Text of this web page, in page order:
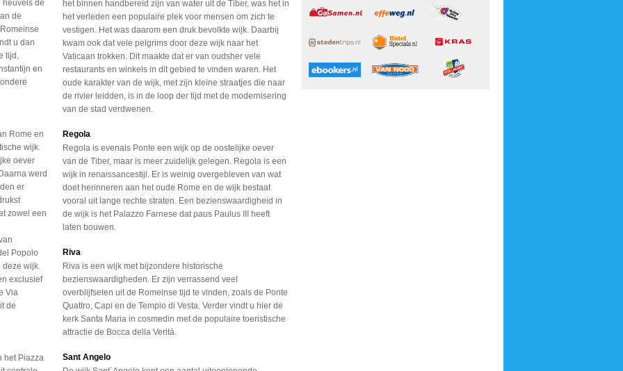
heuvels de
de
u dan
tijd,
en
Rome en
wijk.
oever
werd
er
zowel een
Popolo
deze wijk.
exclusief
Via
de
het Piazza
het binnen handbereid zijn van water uit de Tiber, was het in
het verleden een populaire plek voor mensen om zich te
vestigen. Het was daarom een druk bevolkte wijk. Daarbij
kwam ook dat vele pelgrims door deze wijk naar het
Vaticaan trokken. Dit maakte dat er van oudsher vele
restaurants en winkels in dit gebied te vinden waren. Het
oude karakter van de wijk, met zijn kleine straatjes die naar
de rivier leidden, is in de loop der tijd met de modernisering
van de stad verdwenen.
Regola
Regola is evenals Ponte een wijk op de oostelijke oever
van de Tiber, maar is meer zuidelijk gelegen. Regola is een
wijk in renaissancestijl. Er is weinig overgebleven van wat
doet herinneren aan het oude Rome en de wijk bestaat
vooral uit lange rechte straten. Een bezienswaardigheid in
de wijk is het Palazzo Farnese dat paus Paulus III heeft
laten bouwen.
Riva
Riva is een wijk met bijzondere historische
bezienswaardigheden. Er zijn verrassend veel
overblijfselen uit de Romeinse tijd te vinden, zoals de Ponte
Quattro, Capi en de Tempio di Vesta. Verder vindt u hier de
kerk Santa Maria in cosmedin met de populaire toeristische
attractie de Bocca della Verità.
Sant Angelo